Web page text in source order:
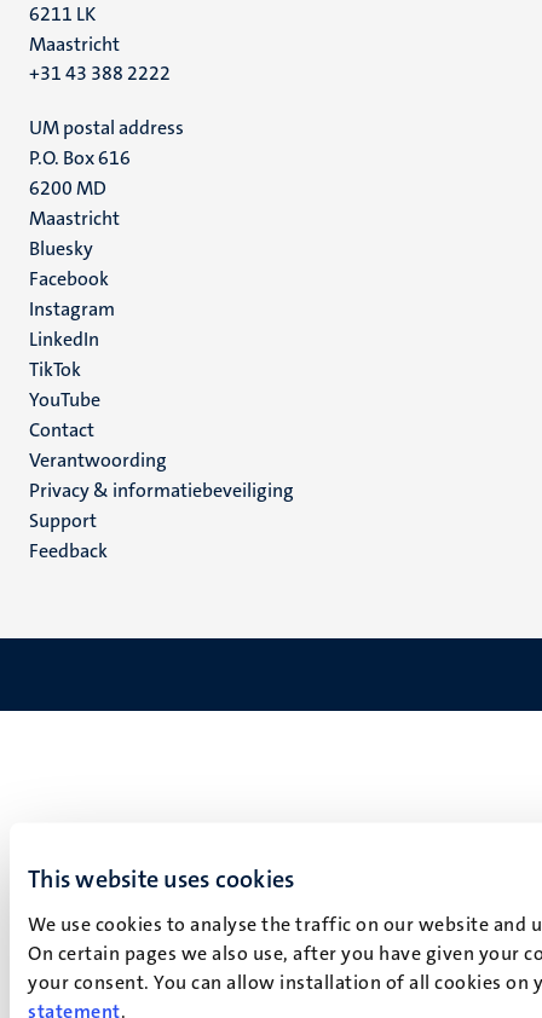
This website uses cookies
We use cookies to analyse the traffic on our website
On certain pages we also use, after you have given your
your consent. You can allow installation of all cookies
statement.
6211 LK
Maastricht
+31 43 388 2222
UM postal address
P.O. Box 616
6200 MD
Maastricht
Social
media
Bluesky
Facebook
Instagram
LinkedIn
TikTok
YouTube
Menu
footer
(NL)
Contact
Verantwoording
Privacy & informatiebeveiliging
Support
Feedback